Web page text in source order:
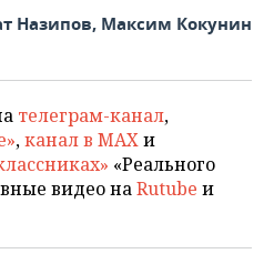
Назипов, Максим Кокунин
телеграм-канал,
,канал в MAXи
«Реального
видео наRutube и